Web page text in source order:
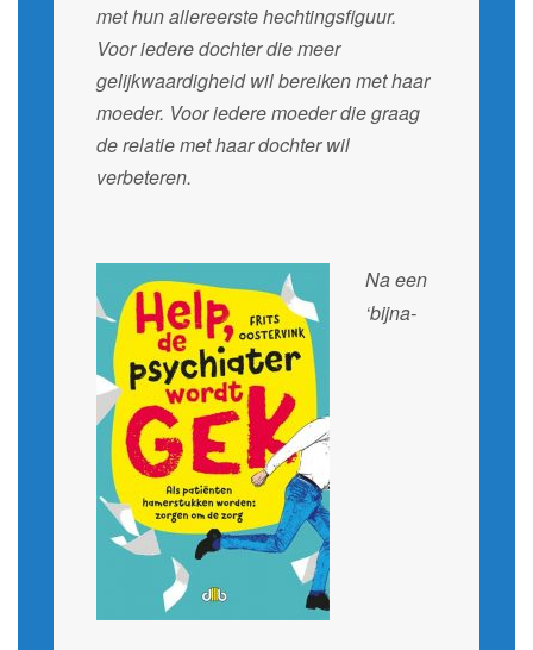
met hun allereerste hechtingsfiguur.
Voor iedere dochter die meer
gelijkwaardigheid wil bereiken met haar
moeder. Voor iedere moeder die graag
de relatie met haar dochter wil
verbeteren.
Na een
‘bijna-